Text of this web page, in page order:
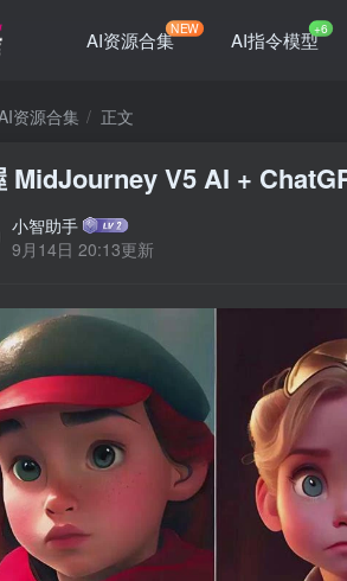
AI资源合集NEW AI指令模型+6
资源合集 正文
MidJourney V5 AI +
小智助手
9月14日 20:13更新